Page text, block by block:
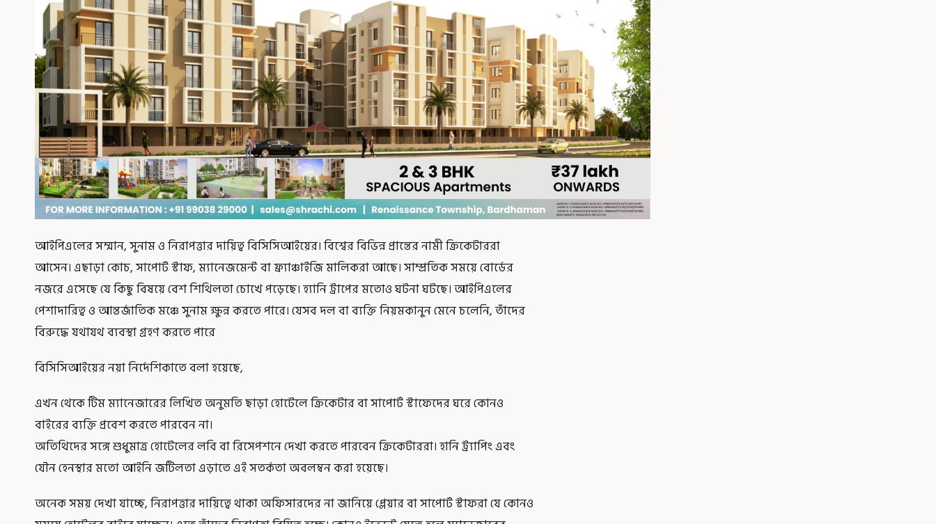
আইপিএলের সম্মান, সুনাম ও নিরাপত্তার দায়িত্ব বিসিসিআইয়ের। বিশ্বের বিভিন্ন প্রান্তের নামী ক্রিকেটাররা
আসেন। এছাড়া কোচ, সাপোর্ট স্টাফ, ম্যানেজমেন্ট বা ফ্র্যাঞ্চাইজি মালিকরা আছে। সাম্প্রতিক সময়ে বোর্ডের
নজরে এসেছে যে কিছু বিষয়ে বেশ শিথিলতা চোখে পড়েছে। হ্যানি ট্রাপের মতোও ঘটনা ঘটছে। আইপিএলের
পেশাদারিত্ব ও আন্তর্জাতিক মঞ্চে সুনাম ক্ষুন্ন করতে পারে। যেসব দল বা ব্যক্তি নিয়মকানুন মেনে চলেনি, তাঁদের
বিরুদ্ধে যথাযথ ব্যবস্থা গ্রহণ করতে পারে
বিসিসিআইয়ের নয়া নির্দেশিকাতে বলা হয়েছে,
এখন থেকে টিম ম্যানেজারের লিখিত অনুমতি ছাড়া হোটেলে ক্রিকেটার বা সাপোর্ট স্টাফেদের ঘরে কোনও
বাইরের ব্যক্তি প্রবেশ করতে পারবেন না।
অতিথিদের সঙ্গে শুধুমাত্র হোটেলের লবি বা রিসেপশনে দেখা করতে পারবেন ক্রিকেটাররা। হানি ট্র্যাপিং এবং
যৌন হেনস্থার মতো আইনি জটিলতা এড়াতে এই সতর্কতা অবলম্বন করা হয়েছে।
অনেক সময় দেখা যাচ্ছে, নিরাপত্তার দায়িত্বে থাকা অফিসারদের না জানিয়ে প্লেয়ার বা সাপোর্ট স্টাফরা যে কোনও